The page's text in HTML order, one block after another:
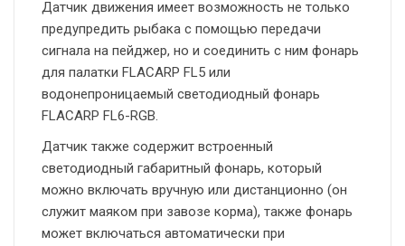
Датчик движения имеет возможность не только
предупредить рыбака с помощью передачи
сигнала на пейджер, но и соединить с ним фонарь
для палатки FLACARP FL5 или
водонепроницаемый светодиодный фонарь
FLACARP FL6-RGB.
Датчик также содержит встроенный
светодиодный габаритный фонарь, который
можно включать вручную или дистанционно (он
служит маяком при завозе корма), также фонарь
может включаться автоматически при